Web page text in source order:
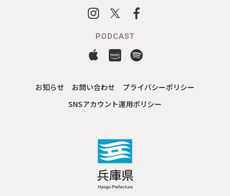
PODCAST
お知らせ お問い合わせ
プライバシーポリシー
SNSアカウント運用ポリシー